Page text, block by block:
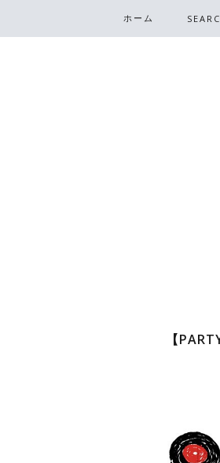
ホーム
【